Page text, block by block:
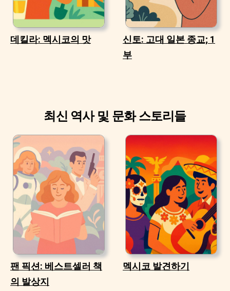
데킬라: 멕시코의 맛
신토: 고대 일본 종교; 1
부
최신 역사 및 문화 스토리들
팬 픽션: 베스트셀러 책
의 발상지
멕시코 발견하기